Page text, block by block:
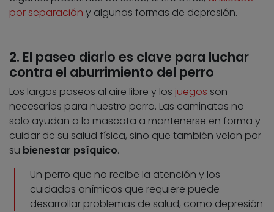
por separación y algunas formas de depresión.
2. El paseo diario es clave para luchar
contra el aburrimiento del perro
Los largos paseos al aire libre y los juegos son
necesarios para nuestro perro. Las caminatas no
solo ayudan a la mascota a mantenerse en forma y
cuidar de su salud física, sino que también velan por
su bienestar psíquico.
Un perro que no recibe la atención y los
cuidados anímicos que requiere puede
desarrollar problemas de salud, como depresión